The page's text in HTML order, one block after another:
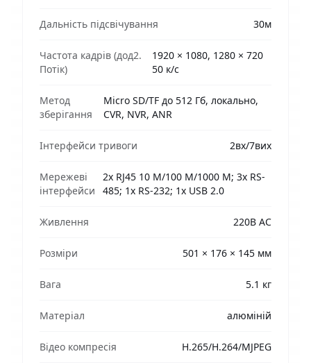
Дальність підсвічування 30м
Частота кадрів (дод2.
Потік)
1920 × 1080, 1280 × 720
50 к/с
Метод
зберігання
Micro SD/TF до 512 Гб, локально,
CVR, NVR, ANR
Інтерфейси тривоги 2вх/7вих
Мережеві
інтерфейси
2х RJ45 10 M/100 M/1000 M; 3х RS-
485; 1х RS-232; 1х USB 2.0
Живлення 220В AC
Розміри 501 × 176 × 145 мм
Вага 5.1 кг
Матеріал алюміній
Відео компресія H.265/H.264/MJPEG